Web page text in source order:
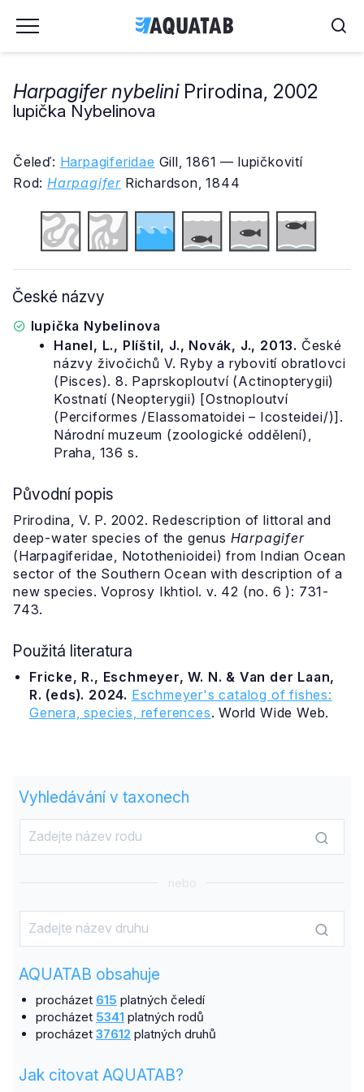
Harpagifer nybeliniPrirodina, 2002
lupička Nybelinova
Čeleď: Harpagiferidae Gill, 1861 — lupičkovití
Rod: Harpagifer Richardson, 1844
České názvy
lupička Nybelinova
Hanel, L., Plíštil, J., Novák, J., 2013. České
názvy živočichů V. Ryby a rybovití obratlovci
(Pisces). 8. Paprskoploutví (Actinopterygii)
Kostnatí (Neopterygii) [Ostnoploutví
(Perciformes /Elassomatoidei – Icosteidei/)].
Národní muzeum (zoologické oddělení),
Praha, 136 s.
Původní popis
Prirodina, V. P. 2002. Redescription of littoral and
deep-water species of the genus Harpagifer
(Harpagiferidae, Notothenioidei) from Indian Ocean
sector of the Southern Ocean with description of a
new species. Voprosy Ikhtiol. v. 42 (no. 6 ): 731-
743.
Použitá literatura
Fricke, R., Eschmeyer, W. N. & Van der Laan,
R. (eds). 2024. Eschmeyer's catalog of fishes:
Genera, species, references. World Wide Web.
Vyhledávání v taxonech
nebo
AQUATAB obsahuje
procházet 615 platných čeledí
procházet 5341 platných rodů
procházet 37612 platných druhů
Jak citovat AQUATAB?